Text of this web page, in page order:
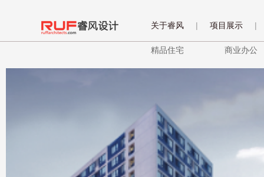
关于睿风 | 项目展示
精品住宅 商业办公
|